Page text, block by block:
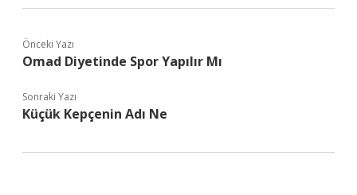
Önceki Yazı
Omad Diyetinde Spor Yapılır Mı
Sonraki Yazı
Küçük Kepçenin Adı Ne